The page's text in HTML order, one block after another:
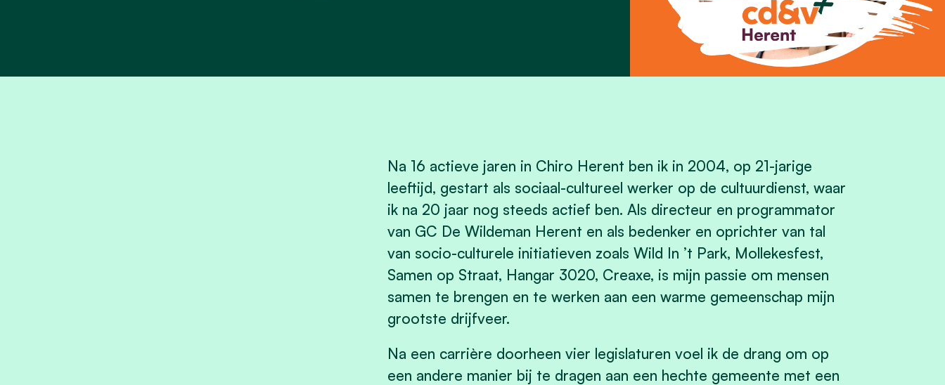
Na 16 actieve jaren in Chiro Herent ben ik in 2004, op 21-jarige
leeftijd, gestart als sociaal-cultureel werker op de cultuurdienst, waar
ik na 20 jaar nog steeds actief ben. Als directeur en programmator
van GC De Wildeman Herent en als bedenker en oprichter van tal
van socio-culturele initiatieven zoals Wild In ’t Park, Mollekesfest,
Samen op Straat, Hangar 3020, Creaxe, is mijn passie om mensen
samen te brengen en te werken aan een warme gemeenschap mijn
grootste drijfveer.
Na een carrière doorheen vier legislaturen voel ik de drang om op
een andere manier bij te dragen aan een hechte gemeente met een